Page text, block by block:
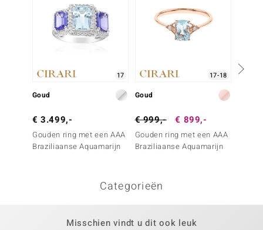
17
Goud
€ 3.499,-
Gouden ring met een AAA
Braziliaanse Aquamarijn
17-18
Goud
€ 999,- € 899,-
Gouden ring met een AAA
Braziliaanse Aquamarijn
Categorieën
Misschien vindt u dit ook leuk